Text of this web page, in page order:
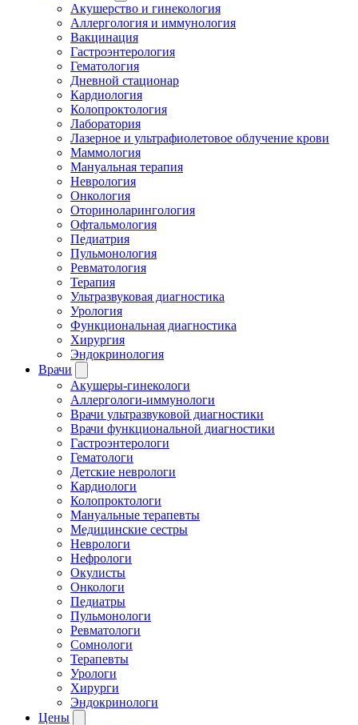
Акушерство и гинекология
Аллергология и иммунология
Вакцинация
Гастроэнтерология
Гематология
Дневной стационар
Кардиология
Колопроктология
Лаборатория
Лазерное и ультрафиолетовое облучение крови
Маммология
Мануальная терапия
Неврология
Онкология
Оториноларингология
Офтальмология
Педиатрия
Пульмонология
Ревматология
Терапия
Ультразвуковая диагностика
Урология
Функциональная диагностика
Хирургия
Эндокринология
Врачи
Акушеры-гинекологи
Аллергологи-иммунологи
Врачи ультразвуковой диагностики
Врачи функциональной диагностики
Гастроэнтерологи
Гематологи
Детские неврологи
Кардиологи
Колопроктологи
Мануальные терапевты
Медицинские сестры
Неврологи
Нефрологи
Окулисты
Онкологи
Педиатры
Пульмонологи
Ревматологи
Сомнологи
Терапевты
Урологи
Хирурги
Эндокринологи
Цены